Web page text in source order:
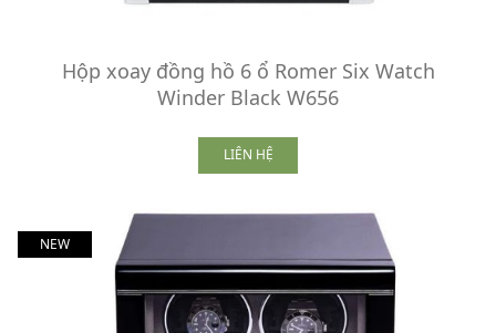
Hộp xoay đồng hồ 6 ổ Romer Six Watch
Winder Black W656
LIÊN HỆ
NEW